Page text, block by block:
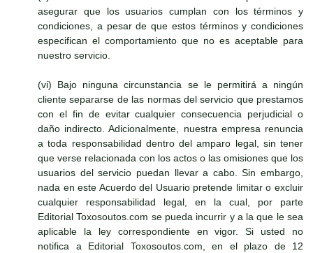
asegurar que los usuarios cumplan con los términos y
condiciones, a pesar de que estos términos y condiciones
especifican el comportamiento que no es aceptable para
nuestro servicio.
(vi) Bajo ninguna circunstancia se le permitirá a ningún
cliente separarse de las normas del servicio que prestamos
con el fin de evitar cualquier consecuencia perjudicial o
daño indirecto. Adicionalmente, nuestra empresa renuncia
a toda responsabilidad dentro del amparo legal, sin tener
que verse relacionada con los actos o las omisiones que los
usuarios del servicio puedan llevar a cabo. Sin embargo,
nada en este Acuerdo del Usuario pretende limitar o excluir
cualquier responsabilidad legal, en la cual, por parte
Editorial Toxosoutos.com se pueda incurrir y a la que le sea
aplicable la ley correspondiente en vigor. Si usted no
notifica a Editorial Toxosoutos.com, en el plazo de 12